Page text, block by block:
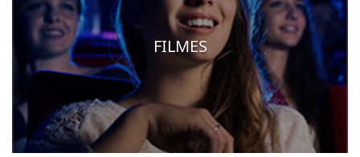
FILMES